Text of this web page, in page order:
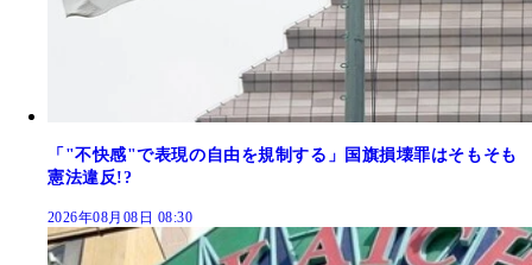
「"不快感"で表現の自由を規制する」国旗損壊罪はそもそも
憲法違反!?
2026年08月08日 08:30